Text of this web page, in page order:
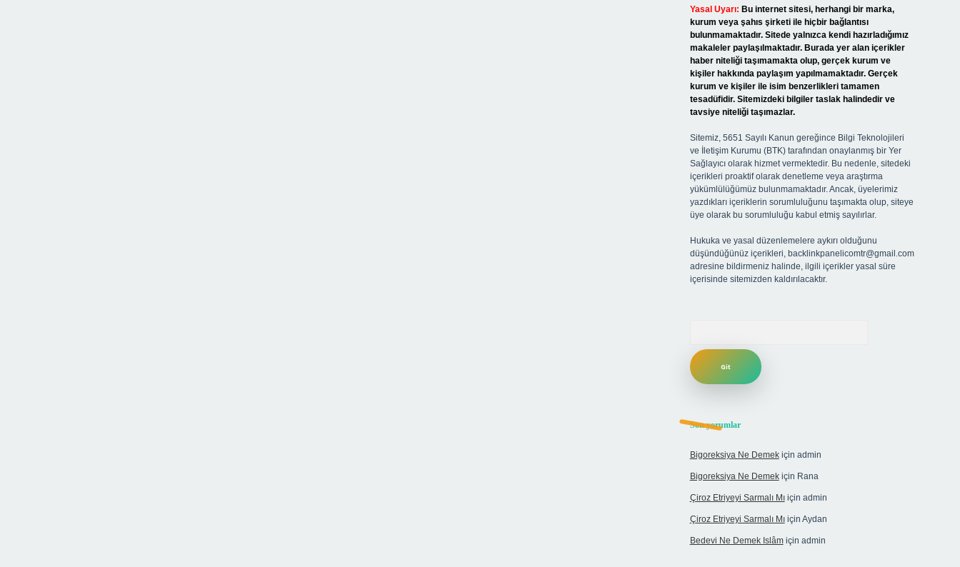
Yasal Uyarı: Bu internet sitesi, herhangi bir marka,
kurum veya şahıs şirketi ile hiçbir bağlantısı
bulunmamaktadır. Sitede yalnızca kendi hazırladığımız
makaleler paylaşılmaktadır. Burada yer alan içerikler
haber niteliği taşımamakta olup, gerçek kurum ve
kişiler hakkında paylaşım yapılmamaktadır. Gerçek
kurum ve kişiler ile isim benzerlikleri tamamen
tesadüfidir. Sitemizdeki bilgiler taslak halindedir ve
tavsiye niteliği taşımazlar.
Sitemiz, 5651 Sayılı Kanun gereğince Bilgi Teknolojileri
ve İletişim Kurumu (BTK) tarafından onaylanmış bir Yer
Sağlayıcı olarak hizmet vermektedir. Bu nedenle, sitedeki
içerikleri proaktif olarak denetleme veya araştırma
yükümlülüğümüz bulunmamaktadır. Ancak, üyelerimiz
yazdıkları içeriklerin sorumluluğunu taşımakta olup, siteye
üye olarak bu sorumluluğu kabul etmiş sayılırlar.
Hukuka ve yasal düzenlemelere aykırı olduğunu
düşündüğünüz içerikleri, backlinkpanelicomtr@gmail.com
adresine bildirmeniz halinde, ilgili içerikler yasal süre
içerisinde sitemizden kaldırılacaktır.
Son yorumlar
Bigoreksiya Ne Demekiçin admin
Bigoreksiya Ne Demekiçin Rana
Çiroz Etriyeyi Sarmalı Mıiçin admin
Çiroz Etriyeyi Sarmalı Mıiçin Aydan
Bedevi Ne Demek Islâmiçin admin